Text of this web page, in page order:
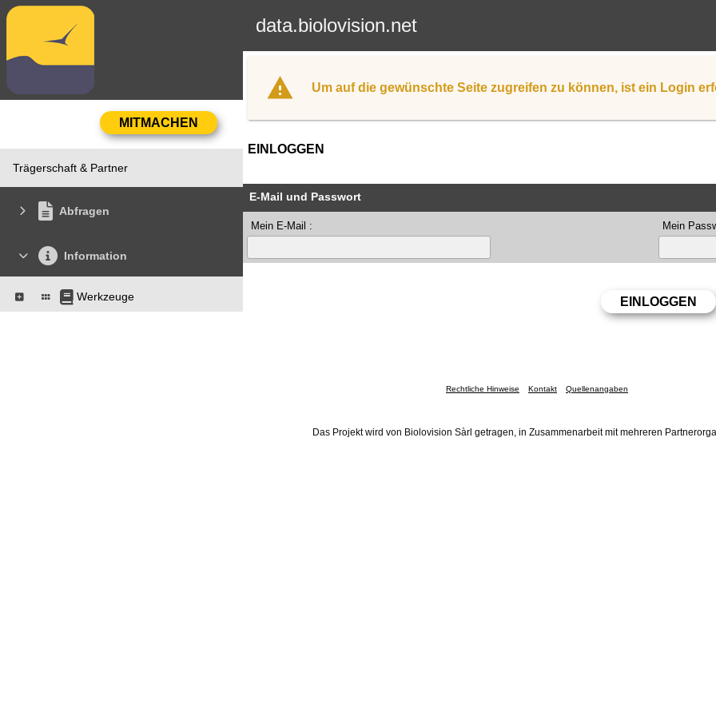
data.biolovision.net
Trägerschaft & Partner
Abfragen
Information
Werkzeuge
Um auf die gewünschte Seite zugreifen zu können, ist ein Login
EINLOGGEN
E-Mail und Passwort
Mein E-Mail : Mein
Rechtliche Hinweise Kontakt Quellenangaben
Das Projekt wird von Biolovision Sàrl getragen, in Zusammenarbeit mit mehreren